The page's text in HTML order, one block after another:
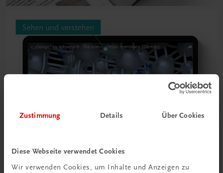
Zustimmung Details Über Cookies
Diese Webseite verwendet Cookies
Wir verwenden Cookies, um Inhalte und Anzeigen zu